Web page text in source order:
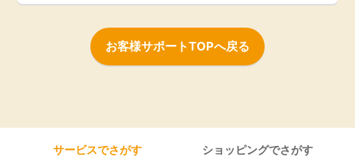
お客様サポートTOPへ戻る
サービスでさがす ショッピングでさがす